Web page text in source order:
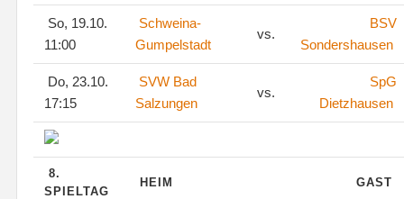
So, 19.10.
11:00
Schweina-
Gumpelstadt
vs.
BSV
Sondershausen
Do, 23.10.
17:15
SVW Bad
Salzungen
vs.
SpG
Dietzhausen
8.
SPIELTAG
HEIM GAST